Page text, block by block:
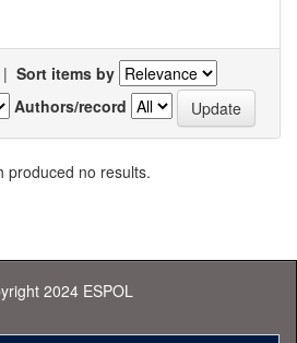
| Sort items by
Authors/record
produced no results.
2024 ESPOL